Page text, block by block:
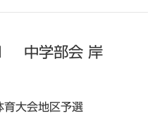
中学部会 岸
大会地区予選